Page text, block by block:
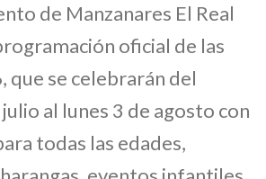
de Manzanares El Real
oficial de las
que se celebrarán del
al lunes 3 de agosto con
todas las edades,